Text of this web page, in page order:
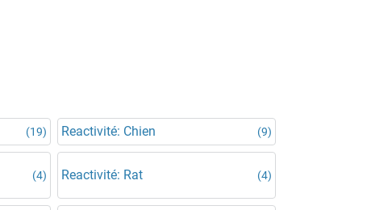
(19) Reactivité: Chien (9)
(4) Reactivité: Rat (4)